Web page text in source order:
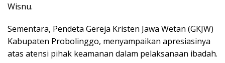
Wisnu.
Sementara, Pendeta Gereja Kristen Jawa Wetan (GKJW)
Kabupaten Probolinggo, menyampaikan apresiasinya
atas atensi pihak keamanan dalam pelaksanaan ibadah.